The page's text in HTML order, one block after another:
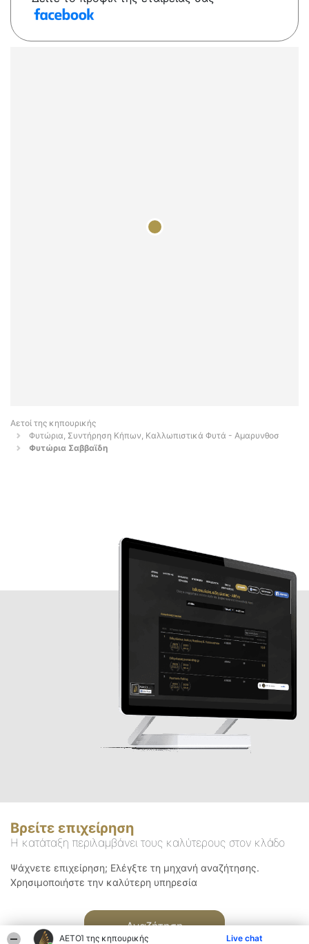
ΑΕΤΟΊ της κηπουρικής Live chat
Αετοί της κηπουρικής
Φυτώρια, Συντήρηση Κήπων, Καλλωπιστικά Φυτά - Αμαρυνθοσ
Φυτώρια Σαββαϊδη
Βρείτε επιχείρηση
Η κατάταξη περιλαμβάνει τους καλύτερους στον κλάδο
Ψάχνετε επιχείρηση; Ελέγξτε τη μηχανή αναζήτησης.
Χρησιμοποιήστε την καλύτερη υπηρεσία
Αναζήτηση